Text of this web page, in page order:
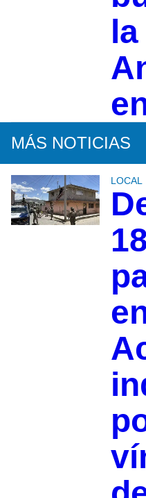
MÁS NOTICIAS
LOCAL